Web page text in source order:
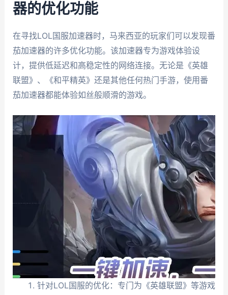
器的优化功能
在寻找LOL国服加速器时，马来西亚的玩家们可以发现番
茄加速器的许多优化功能。该加速器专为游戏体验设
计，提供低延迟和高稳定性的网络连接。无论是《英雄
联盟》、《和平精英》还是其他任何热门手游，使用番
茄加速器都能体验如丝般顺滑的游戏。
针对LOL国服的优化：专门为《英雄联盟》等游戏